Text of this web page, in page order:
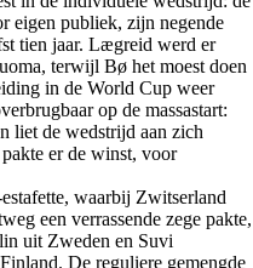
eigen publiek, zijn negende
tien jaar. Lægreid werd er
terwijl Bø het moest doen
in de World Cup weer
op de massastart:
liet de wedstrijd aan zich
er de winst, voor
waarbij Zwitserland
een verrassende zege pakte,
uit Zweden en Suvi
De reguliere gemengde